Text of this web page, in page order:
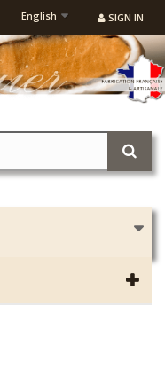
SIGN IN
English